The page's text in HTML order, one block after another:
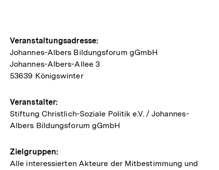
Hinweise
zur
Veranstaltung
Veranstaltungsadresse:
Johannes-Albers Bildungsforum gGmbH
Johannes-Albers-Allee 3
53639 Königswinter
Veranstalter:
Stiftung Christlich-Soziale Politik e.V. / Johannes-
Albers Bildungsforum gGmbH
Zielgruppen:
Alle interessierten Akteure der Mitbestimmung und